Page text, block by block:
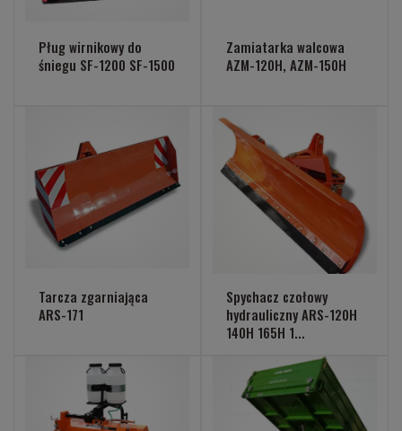
Pług wirnikowy do
śniegu SF-1200 SF-1500
Zamiatarka walcowa
AZM-120H, AZM-150H
Tarcza zgarniająca
ARS-171
Spychacz czołowy
hydrauliczny ARS-120H
140H 165H 1...